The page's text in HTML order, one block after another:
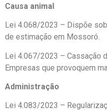
Causa animal
Lei 4.068/2023 – Dispõe
de estimação em Mossoró.
Lei 4.067/2023 – Cassação
Empresas que provoquem
Administração
Lei 4.083/2023 –